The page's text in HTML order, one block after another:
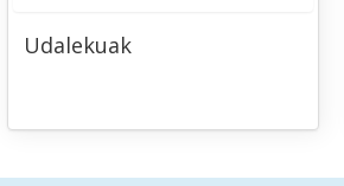
Udalekuak